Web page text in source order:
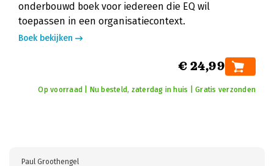
onderbouwd boek voor iedereen die EQ wil
toepassen in een organisatiecontext.
Boek bekijken
€ 24,99
Op voorraad | Nu besteld, zaterdag in huis | Gratis verzonden
Paul Groothengel